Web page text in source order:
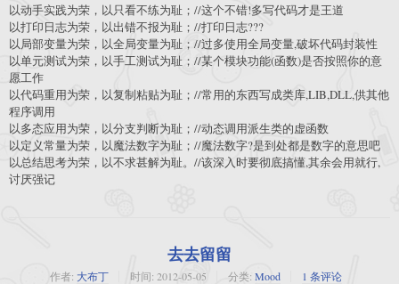
以动手实践为荣，以只看不练为耻；//这个不错!多写代码才是王道
以打印日志为荣，以出错不报为耻；//打印日志???
以局部变量为荣，以全局变量为耻；//过多使用全局变量,破坏代码封装性
以单元测试为荣，以手工测试为耻；//某个模块功能(函数)是否按照你的意
愿工作
以代码重用为荣，以复制粘贴为耻；//常用的东西写成类库,LIB,DLL,供其他
程序调用
以多态应用为荣，以分支判断为耻；//动态调用派生类的虚函数
以定义常量为荣，以魔法数字为耻；//魔法数字?是到处都是数字的意思吧
以总结思考为荣，以不求甚解为耻。//该深入时要彻底搞懂,其余会用就行,
讨厌强记
去去留留
作者: 大布丁 时间: 2012-05-05 分类: Mood 1 条评论